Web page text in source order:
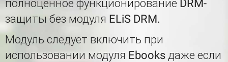
полноценное функционирование DRM-
защиты без модуля ELiS DRM.
Модуль следует включить при
использовании модуля Ebooks даже если